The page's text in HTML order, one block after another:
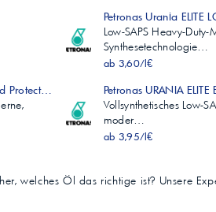
Petronas Urania ELITE
Low-SAPS Heavy-Duty-
Synthesetechnologie…
ab 3,60/l€
Petronas URANIA
Vollsynthetisches Low-
moder…
ab 3,95/l€
welches Öl das richtige ist? Unsere